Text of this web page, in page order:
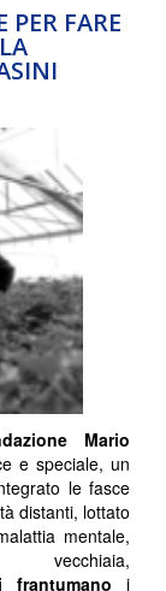
FARE
Mario
e speciale, un
le fasce
distanti, lottato
mentale,
frantumano i